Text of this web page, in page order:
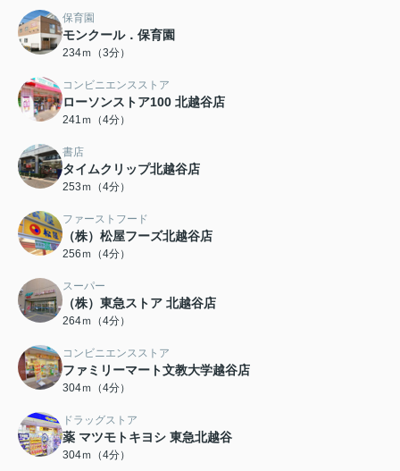
保育園
モンクール．保育園
234ｍ（3分）
コンビニエンスストア
ローソンストア100 北越谷店
241ｍ（4分）
書店
タイムクリップ北越谷店
253ｍ（4分）
ファーストフード
（株）松屋フーズ北越谷店
256ｍ（4分）
スーパー
（株）東急ストア 北越谷店
264ｍ（4分）
コンビニエンスストア
ファミリーマート文教大学越谷店
304ｍ（4分）
ドラッグストア
薬 マツモトキヨシ 東急北越谷
304ｍ（4分）